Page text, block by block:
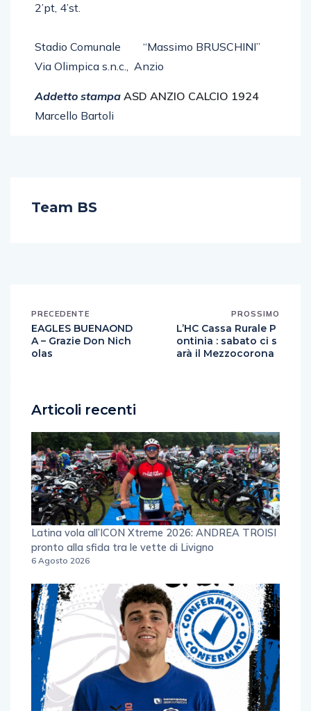
2’pt, 4’st.
Stadio Comunale “Massimo BRUSCHINI”
Via Olimpica s.n.c., Anzio
Addetto stampa ASD ANZIO CALCIO 1924
Marcello Bartoli
Team BS
PRECEDENTE
EAGLES BUENAOND
A – Grazie Don Nich
olas
PROSSIMO
L’HC Cassa Rurale P
ontinia : sabato ci s
arà il Mezzocorona
Articoli recenti
Latina vola all’ICON Xtreme 2026: ANDREA TROISI
pronto alla sfida tra le vette di Livigno
6 Agosto 2026